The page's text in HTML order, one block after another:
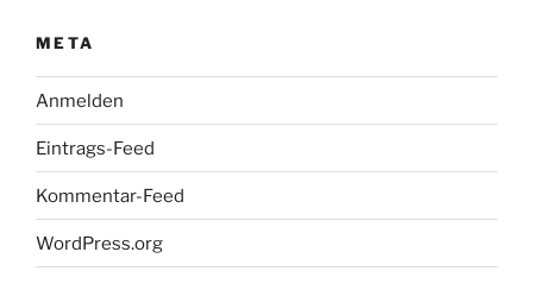
META
Anmelden
Eintrags-Feed
Kommentar-Feed
WordPress.org